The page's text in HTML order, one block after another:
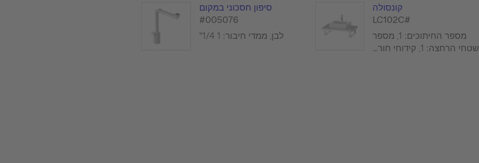
קונסולה
#LC102C
מספר החיתוכים: 1, מספר
שטחי הרחצה: 1, קידוחי חור...
סיפון חסכוני במקום
#005076
לבן, ממדי חיבור: 1 1/4"